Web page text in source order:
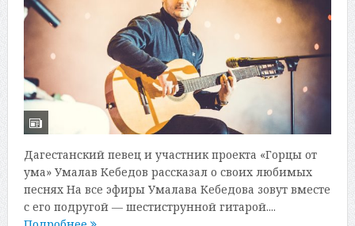
Дагестанский певец и участник проекта «Горцы от
ума» Умалав Кебедов рассказал о своих любимых
песнях На все эфиры Умалава Кебедова зовут вместе
с его подругой — шестиструнной гитарой....